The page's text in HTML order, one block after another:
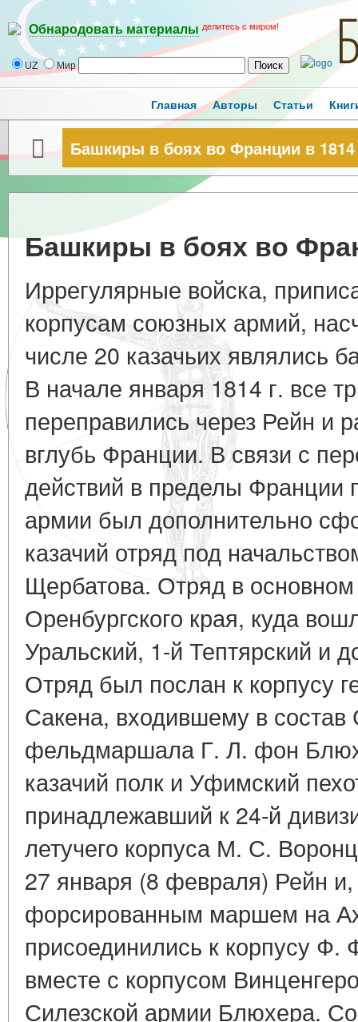
Обнародовать материалы делитесь с миром!
UZ Мир
Главная Авторы Статьи
Башкиры в боях во Франции в 1814
Башкиры в боях во
Иррегулярные войска,
корпусам союзных армий,
числе 20 казачьих являлись
В начале января 1814 г. все
переправились через Рейн и
вглубь Франции. В связи с
действий в пределы Франции
армии был дополнительно
казачий отряд под
Щербатова. Отряд в основном
Оренбургского края, куда
Уральский, 1-й Тептярский и
Отряд был послан к корпусу
Сакена, входившему в состав
фельдмаршала Г. Л. фон
казачий полк и Уфимский
принадлежавший к 24-й
летучего корпуса М. С.
27 января (8 февраля) Рейн и,
форсированным маршем на
присоединились к корпусу Ф.
вместе с корпусом
Силезской армии Блюхера.